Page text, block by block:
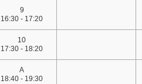
9
16:30 - 17:20
10
17:30 - 18:20
A
18:40 - 19:30